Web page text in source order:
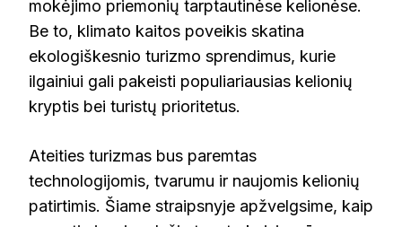
mokėjimo priemonių tarptautinėse kelionėse.
Be to, klimato kaitos poveikis skatina
ekologiškesnio turizmo sprendimus, kurie
ilgainiui gali pakeisti populiariausias kelionių
kryptis bei turistų prioritetus.
Ateities turizmas bus paremtas
technologijomis, tvarumu ir naujomis kelionių
patirtimis. Šiame straipsnyje apžvelgsime, kaip